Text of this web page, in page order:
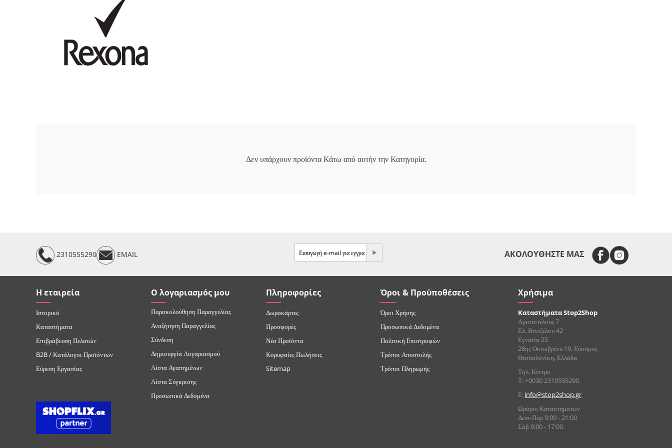
Δεν υπάρχουν προϊόντα Κάτω από αυτήν την Κατηγορία.
2310555290 EMAIL ΑΚΟΛΟΥΘΗΣΤΕ ΜΑΣ
Η εταιρεία
Ιστορικό
Καταστήματα
Επιβράβευση Πελατών
B2B / Κατάλογοι Προϊόντων
Εύρεση Εργασίας
Ο λογαριασμός μου
Παρακολούθηση Παραγγελίας
Αναζήτηση Παραγγελίας
Σύνδεση
Δημιουργία Λογαριασμού
Λίστα Αγαπημένων
Λίστα Σύγκρισης
Προσωπικά Δεδομένα
Πληροφορίες
Δωροκάρτες
Προσφορές
Νέα Προϊόντα
Κορυφαίες Πωλήσεις
Sitemap
Όροι & Προϋποθέσεις
Όροι Χρήσης
Προσωπικά Δεδομένα
Πολιτική Επιστροφών
Τρόποι Αποστολής
Τρόποι Πληρωμής
Χρήσιμα
Καταστήματα Stop2Shop
Αριστοτέλους 7
Ελ. Βενιζέλου 42
Εγνατία 25
28ης Οκτωβρίου 19, Εύοσμος
Θεσσαλονίκη, Ελλάδα
Τηλ. Κέντρο
Τ: +0030 2310555290
E: info@stop2shop.gr
Ωράριο Καταστήματων
Δευτ-Παρ 9:00 - 21:00
Σάβ 9:00 - 17:00